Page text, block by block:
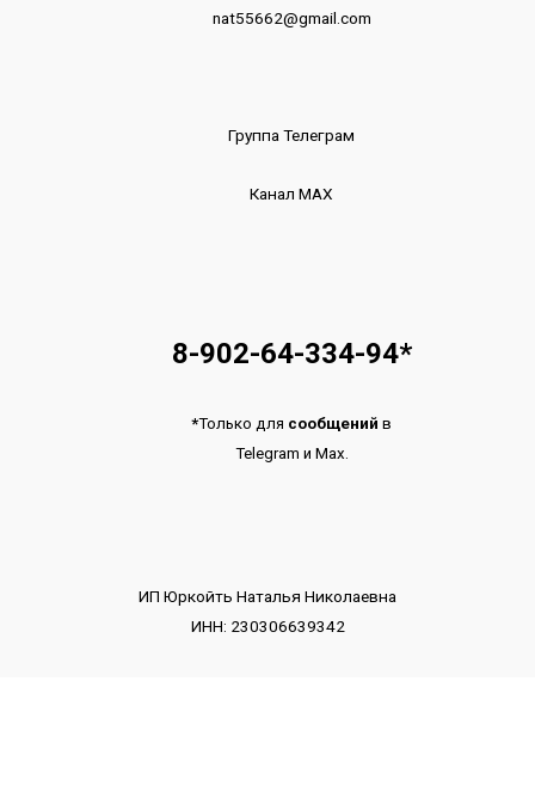
nat55662@gmail.com
Группа Телеграм
Канал МАХ
8-902-64-334-94*
*Только для сообщений в
Telegram и Max.
ИП Юркойть Наталья Николаевна
ИНН: 230306639342